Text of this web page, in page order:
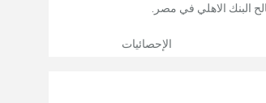
الإحصائيات